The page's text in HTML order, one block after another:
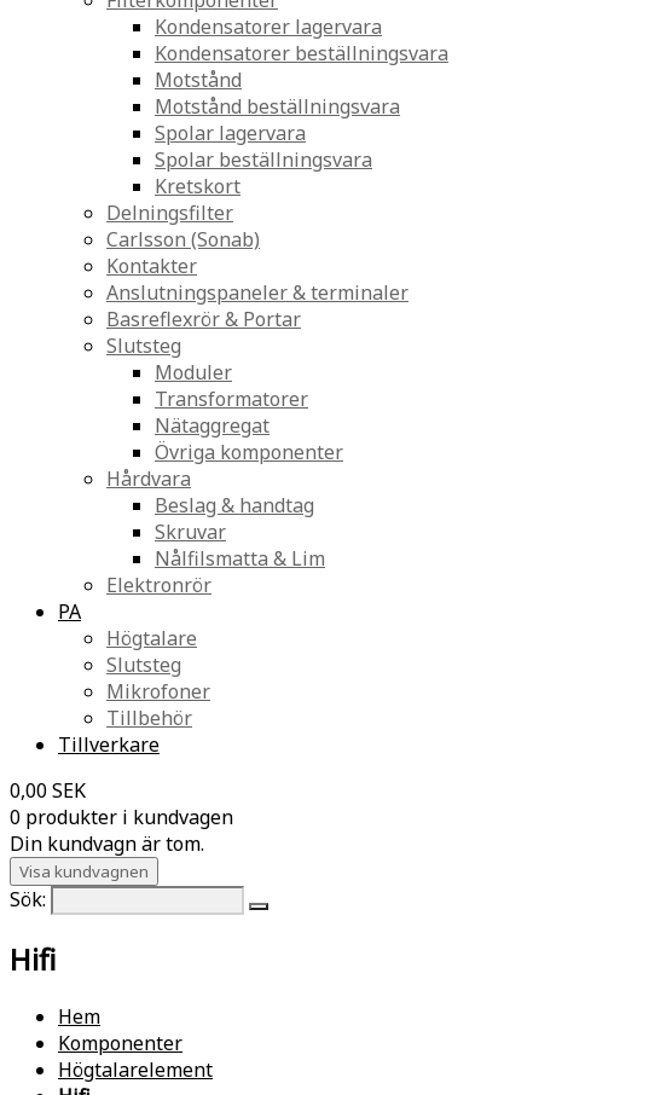
Kondensatorer lagervara
Kondensatorer beställningsvara
Motstånd
Motstånd beställningsvara
Spolar lagervara
Spolar beställningsvara
Kretskort
Delningsfilter
Carlsson (Sonab)
Kontakter
Anslutningspaneler & terminaler
Basreflexrör & Portar
Slutsteg
Moduler
Transformatorer
Nätaggregat
Övriga komponenter
Hårdvara
Beslag & handtag
Skruvar
Nålfilsmatta & Lim
Elektronrör
PA
Högtalare
Slutsteg
Mikrofoner
Tillbehör
Tillverkare
0,00 SEK
0 produkter i kundvagen
Din kundvagn är tom.
Visa kundvagnen
Sök:
Hifi
Hem
Komponenter
Högtalarelement